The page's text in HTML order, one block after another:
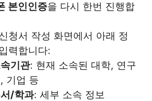
본인인증을 다시 한번 진행합
청서 작성 화면에서 아래 정
력합니다:
기관: 현재 소속된 대학, 연구
기업 등
/학과: 세부 소속 정보